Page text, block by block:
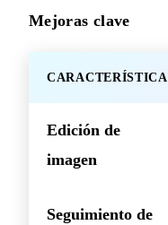
Mejoras clave
CARACTERÍSTICA
Edición de
imagen
Seguimiento de